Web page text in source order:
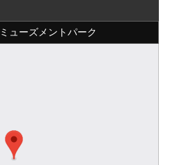
ューズメントパーク